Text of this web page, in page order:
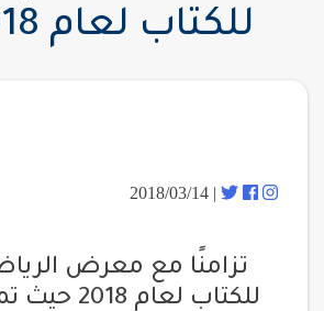
للكتاب لعام 2018
| 2018/03/14
تزامنًا مع معرض
للكتاب لعام